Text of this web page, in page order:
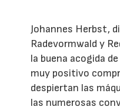
Johannes Herbst,
Radevormwald y
la buena acogida
muy positivo
despiertan las
las numerosas